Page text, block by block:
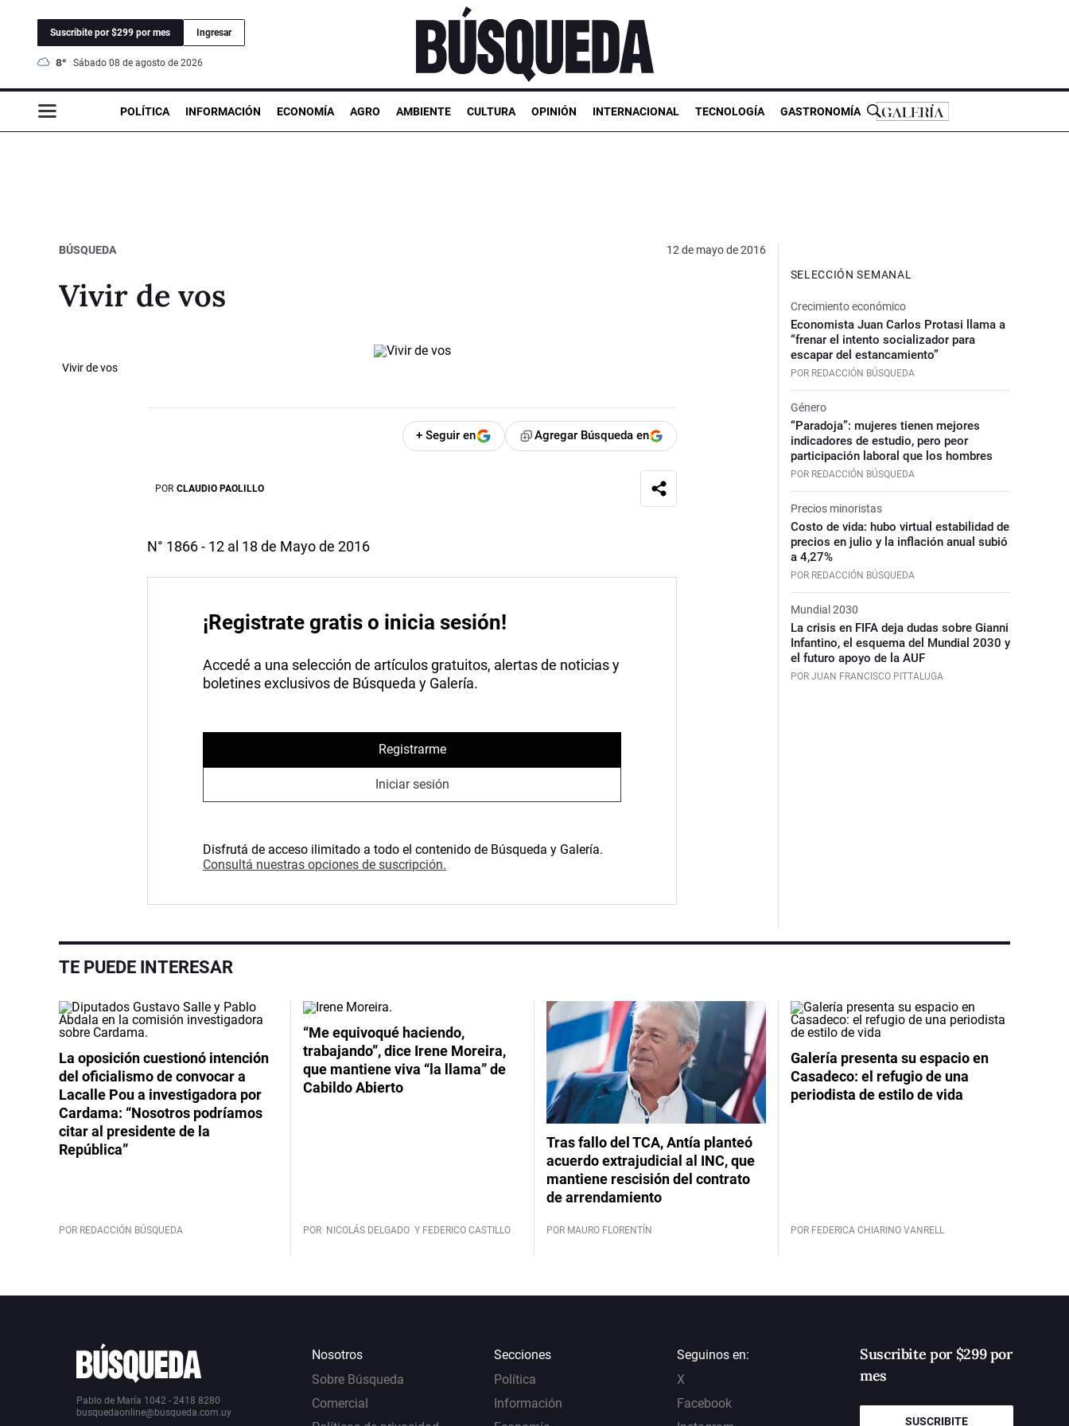
Suscribite por $299 por mes Ingresar
8° sábado 08 de agosto de 2026
POLÍTICA INFORMACIÓN ECONOMÍA AGRO AMBIENTE CULTURA OPINIÓN INTERNACIONAL TECNOLOGÍA GASTRONOMÍA
BÚSQUEDA 12 de mayo de 2016
Vivir de vos
Vivir de vos
+ Seguir en Agregar Búsqueda en
POR CLAUDIO PAOLILLO
N° 1866 - 12 al 18 de Mayo de 2016
¡Registrate gratis o inicia sesión!
Accedé a una selección de artículos gratuitos, alertas de noticias y
boletines exclusivos de Búsqueda y Galería.
Registrarme
Iniciar sesión
Disfrutá de acceso ilimitado a todo el contenido de Búsqueda y Galería.
Consultá nuestras opciones de suscripción.
SELECCIÓN SEMANAL
Crecimiento económico
Economista Juan Carlos Protasi llama a
“frenar el intento socializador para
escapar del estancamiento”
POR REDACCIÓN BÚSQUEDA
Género
“Paradoja”: mujeres tienen mejores
indicadores de estudio, pero peor
participación laboral que los hombres
POR REDACCIÓN BÚSQUEDA
Precios minoristas
Costo de vida: hubo virtual estabilidad de
precios en julio y la inflación anual subió
a 4,27%
POR REDACCIÓN BÚSQUEDA
Mundial 2030
La crisis en FIFA deja dudas sobre Gianni
Infantino, el esquema del Mundial 2030 y
el futuro apoyo de la AUF
POR JUAN FRANCISCO PITTALUGA
TE PUEDE INTERESAR
La oposición cuestionó intención
del oficialismo de convocar a
Lacalle Pou a investigadora por
Cardama: “Nosotros podríamos
citar al presidente de la
República”
POR REDACCIÓN BÚSQUEDA
“Me equivoqué haciendo,
trabajando”, dice Irene Moreira,
que mantiene viva “la llama” de
Cabildo Abierto
POR NICOLÁS DELGADO Y FEDERICO CASTILLO
Tras fallo del TCA, Antía planteó
acuerdo extrajudicial al INC, que
mantiene rescisión del contrato
de arrendamiento
POR MAURO FLORENTÍN
Galería presenta su espacio en
Casadeco: el refugio de una
periodista de estilo de vida
POR FEDERICA CHIARINO VANRELL
Pablo de María 1042 - 2418 8280
busquedaonline@busqueda.com.uy
Nosotros
Sobre Búsqueda
Comercial
Secciones
Política
Información
Seguinos en:
X
Facebook
Suscribite por $299 por
mes
SUSCRIBITE